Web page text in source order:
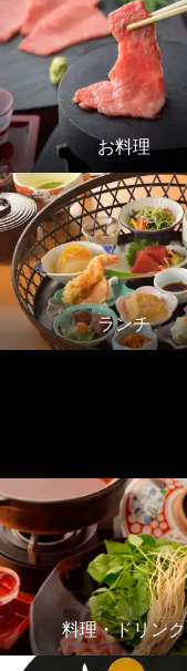
お料理
ランチ
料理・ドリンク